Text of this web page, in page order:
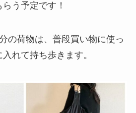
う予定です！
の荷物は、普段買い物に使っ
れて持ち歩きます。